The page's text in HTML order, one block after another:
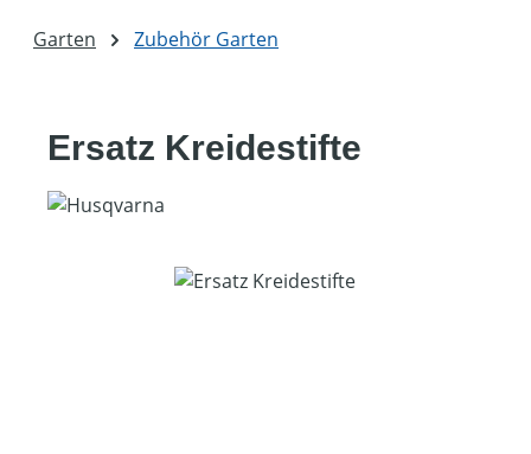
Garten Zubehör Garten
Ersatz Kreidestifte
Bildergalerie überspringen